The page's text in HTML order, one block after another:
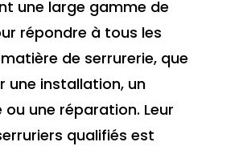
une large gamme de
répondre à tous les
de serrurerie, que
une installation, un
une réparation. Leur
qualifiés est